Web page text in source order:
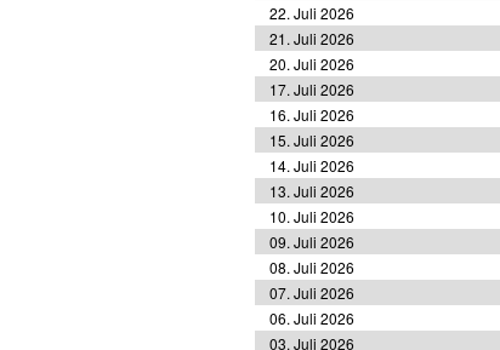
22. Juli 2026
21. Juli 2026
20. Juli 2026
17. Juli 2026
16. Juli 2026
15. Juli 2026
14. Juli 2026
13. Juli 2026
10. Juli 2026
09. Juli 2026
08. Juli 2026
07. Juli 2026
06. Juli 2026
03. Juli 2026